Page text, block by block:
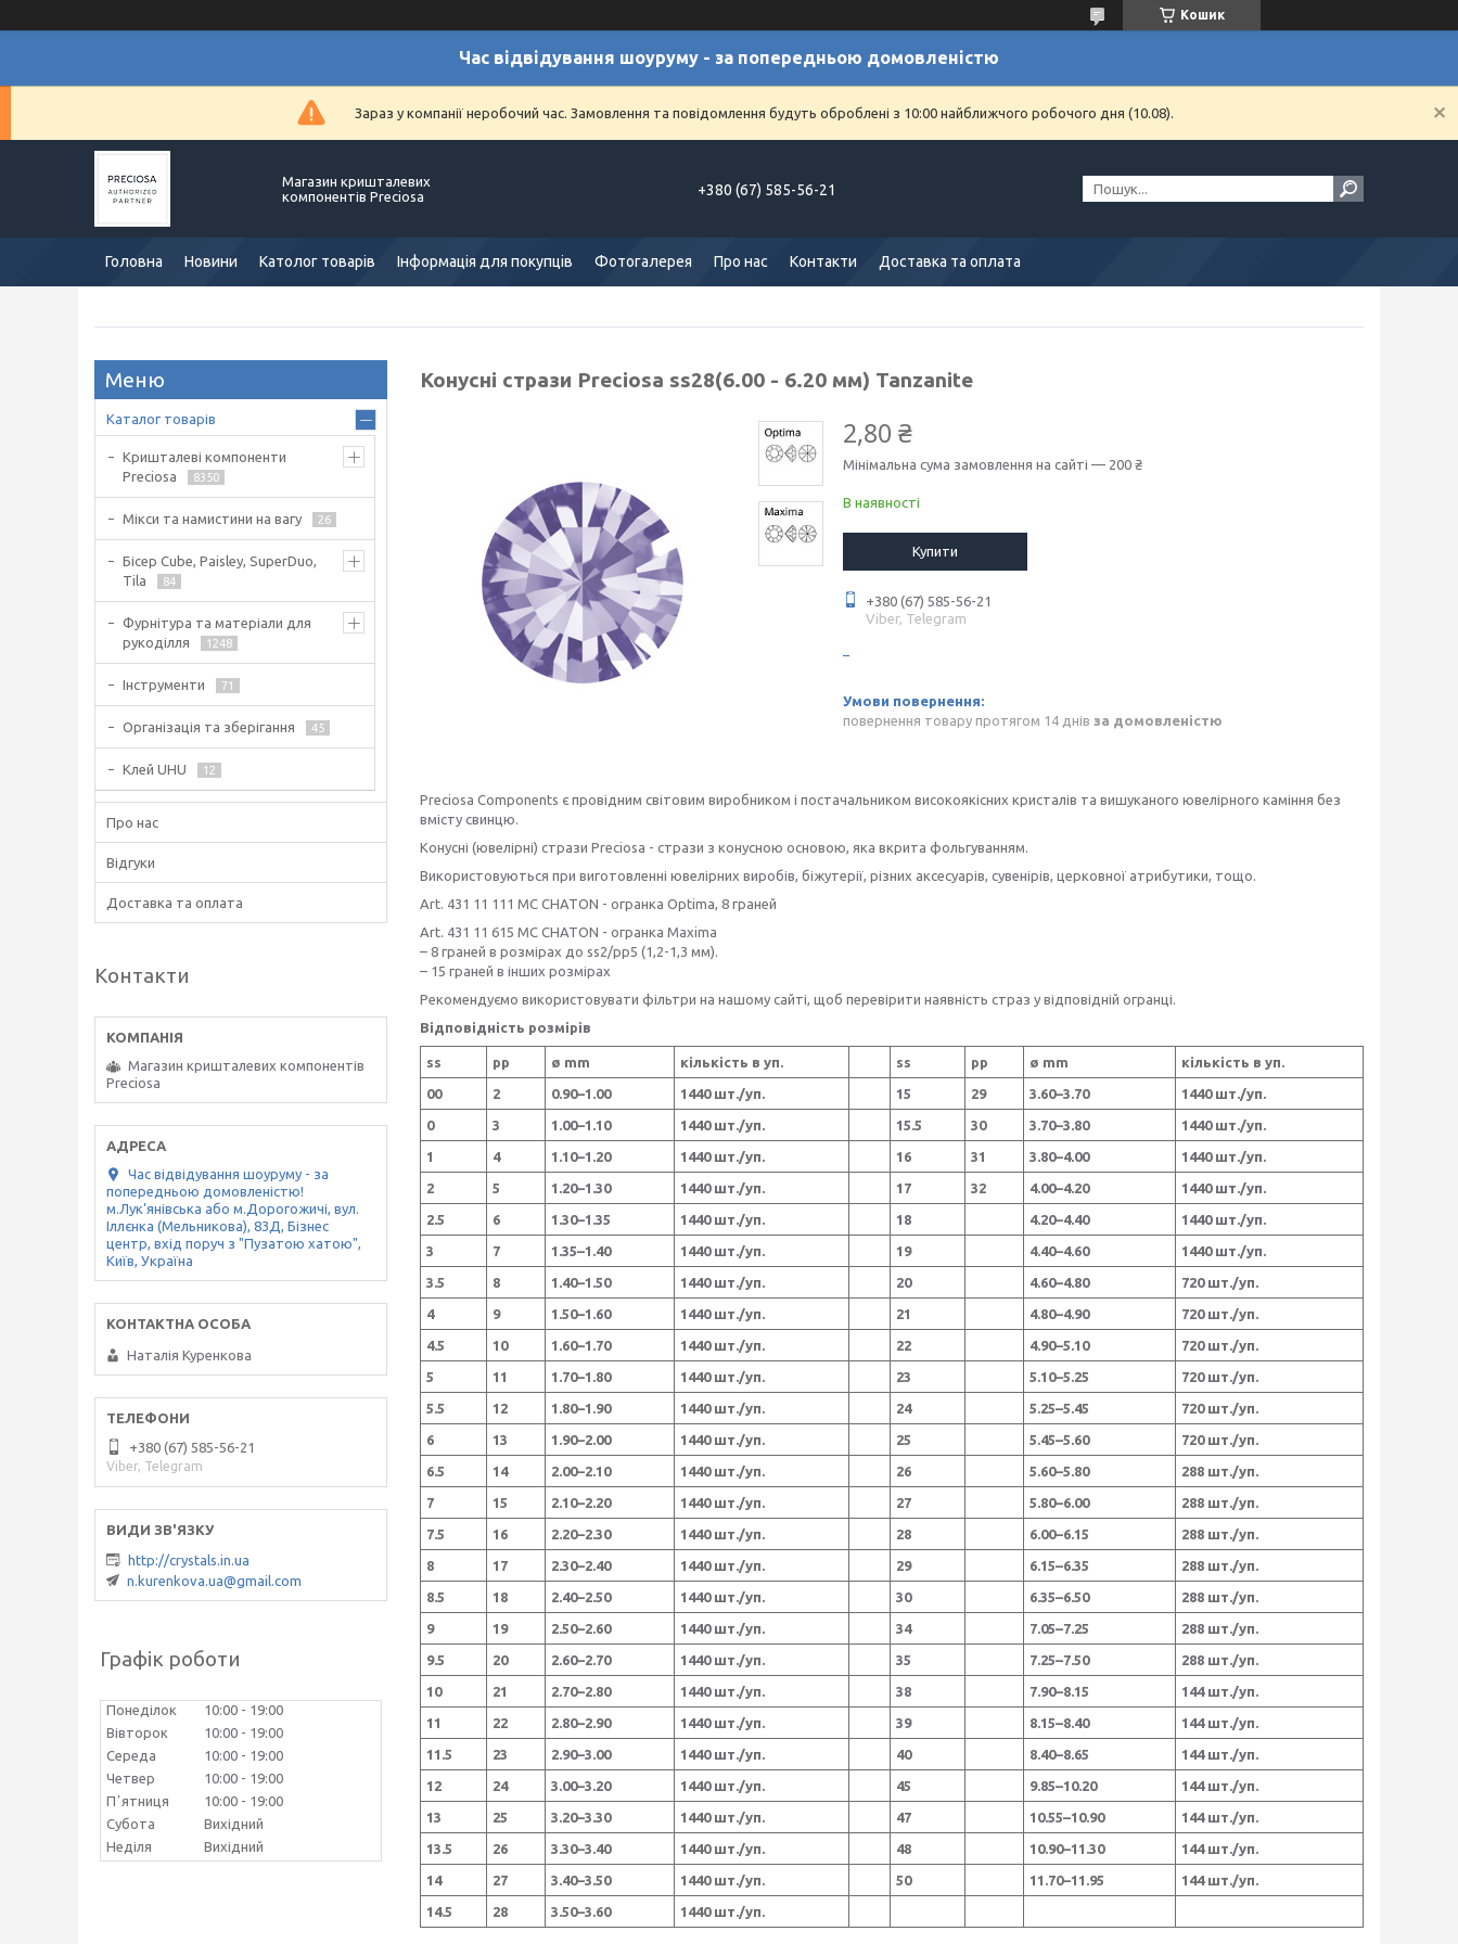
Кошик
Час відвідування шоуруму - за попередньою домовленістю
Зараз у компанії неробочий час. Замовлення та повідомлення будуть оброблені з 10:00 найближчого робочого дня (10.08).
Магазин кришталевих
компонентів Preciosa
+380 (67) 585-56-21
Головна Новини Католог товарів Інформація для покупців Фотогалерея Про нас Контакти Доставка та оплата
Конусні стрази Preciosa ss28(6.00 - 6.20 мм) Tanzanite
2,80 ₴
Мінімальна сума замовлення на сайті — 200 ₴
В наявності
Купити
+380 (67) 585-56-21
Viber, Telegram
повернення товару протягом 14 днів за домовленістю
Preciosa Components є провідним світовим виробником і постачальником високоякісних кристалів та вишуканого ювелірного каміння без
вмісту свинцю.
Конусні (ювелірні) стрази Preciosa - стрази з конусною основою, яка вкрита фольгуванням.
Використовуються при виготовленні ювелірних виробів, біжутерії, різних аксесуарів, сувенірів, церковної атрибутики, тощо.
Art. 431 11 111 MC CHATON - огранка Optima, 8 граней
Art. 431 11 615 MC CHATON - огранка Maxima
– 8 граней в розмірах до ss2/pp5 (1,2-1,3 мм).
– 15 граней в інших розмірах
Рекомендуємо використовувати фільтри на нашому сайті, щоб перевірити наявність страз у відповідній огранці.
Відповідність розмірів
ss pp ø mm кількість в уп. ss pp ø mm кількість в уп.
00 2 0.90–1.00 1440 шт./уп. 15 29 3.60–3.70 1440 шт./уп.
0 3 1.00–1.10 1440 шт./уп. 15.5 30 3.70–3.80 1440 шт./уп.
1 4 1.10–1.20 1440 шт./уп. 16 31 3.80–4.00 1440 шт./уп.
2 5 1.20–1.30 1440 шт./уп. 17 32 4.00–4.20 1440 шт./уп.
2.5 6 1.30–1.35 1440 шт./уп. 18 4.20–4.40 1440 шт./уп.
3 7 1.35–1.40 1440 шт./уп. 19 4.40–4.60 1440 шт./уп.
3.5 8 1.40–1.50 1440 шт./уп. 20 4.60–4.80 720 шт./уп.
4 9 1.50–1.60 1440 шт./уп. 21 4.80–4.90 720 шт./уп.
4.5 10 1.60–1.70 1440 шт./уп. 22 4.90–5.10 720 шт./уп.
5 11 1.70–1.80 1440 шт./уп. 23 5.10–5.25 720 шт./уп.
5.5 12 1.80–1.90 1440 шт./уп. 24 5.25–5.45 720 шт./уп.
6 13 1.90–2.00 1440 шт./уп. 25 5.45–5.60 720 шт./уп.
6.5 14 2.00–2.10 1440 шт./уп. 26 5.60–5.80 288 шт./уп.
7 15 2.10–2.20 1440 шт./уп. 27 5.80–6.00 288 шт./уп.
7.5 16 2.20–2.30 1440 шт./уп. 28 6.00–6.15 288 шт./уп.
8 17 2.30–2.40 1440 шт./уп. 29 6.15–6.35 288 шт./уп.
8.5 18 2.40–2.50 1440 шт./уп. 30 6.35–6.50 288 шт./уп.
9 19 2.50–2.60 1440 шт./уп. 34 7.05–7.25 288 шт./уп.
9.5 20 2.60–2.70 1440 шт./уп. 35 7.25–7.50 288 шт./уп.
10 21 2.70–2.80 1440 шт./уп. 38 7.90–8.15 144 шт./уп.
11 22 2.80–2.90 1440 шт./уп. 39 8.15–8.40 144 шт./уп.
11.5 23 2.90–3.00 1440 шт./уп. 40 8.40–8.65 144 шт./уп.
12 24 3.00–3.20 1440 шт./уп. 45 9.85–10.20 144 шт./уп.
13 25 3.20–3.30 1440 шт./уп. 47 10.55–10.90 144 шт./уп.
13.5 26 3.30–3.40 1440 шт./уп. 48 10.90–11.30 144 шт./уп.
14 27 3.40–3.50 1440 шт./уп. 50 11.70–11.95 144 шт./уп.
14.5 28 3.50–3.60 1440 шт./уп.
Каталог товарів
Кришталеві компоненти
Preciosa
8350
Мікси та намистини на вагу 26
Бісер Cube, Paisley, SuperDuo,
Tila
84
Фурнітура та матеріали для
рукоділля
1248
Інструменти 71
Організація та зберігання 45
Клей UHU 12
Про нас
Відгуки
Доставка та оплата
Контакти
Магазин кришталевих компонентів
Preciosa
Час відвідування шоуруму - за
попередньою домовленістю!
м.Лук'янівська або м.Дорогожичі, вул.
Іллєнка (Мельникова), 83Д, Бізнес
центр, вхід поруч з "Пузатою хатою",
Київ, Україна
Наталія Куренкова
+380 (67) 585-56-21
Viber, Telegram
http://crystals.in.ua
n.kurenkova.ua@gmail.com
Графік роботи
Понеділок 10:00
19:00
Вівторок
10:00
19:00
Середа
10:00
19:00
Четвер
10:00
19:00
Пʼятниця
10:00
19:00
Субота
Вихідний
Неділя
Вихідний